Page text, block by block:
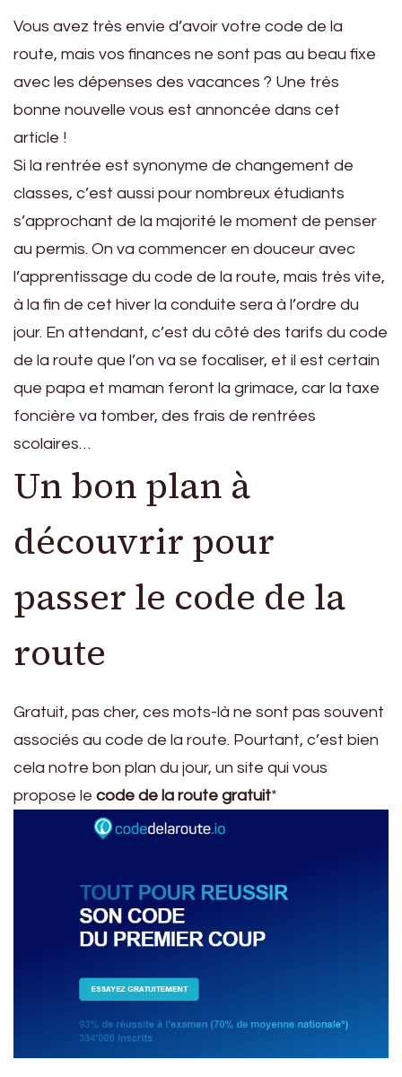
Vous avez très envie d’avoir votre code de la
route, mais vos finances ne sont pas au beau fixe
avec les dépenses des vacances ? Une très
bonne nouvelle vous est annoncée dans cet
article !
Si la rentrée est synonyme de changement de
classes, c’est aussi pour nombreux étudiants
s’approchant de la majorité le moment de penser
au permis. On va commencer en douceur avec
l’apprentissage du code de la route, mais très vite,
à la fin de cet hiver la conduite sera à l’ordre du
jour. En attendant, c’est du côté des tarifs du code
de la route que l’on va se focaliser, et il est certain
que papa et maman feront la grimace, car la taxe
foncière va tomber, des frais de rentrées
scolaires…
Un bon plan à
découvrir pour
passer le code de la
route
Gratuit, pas cher, ces mots-là ne sont pas souvent
associés au code de la route. Pourtant, c’est bien
cela notre bon plan du jour, un site qui vous
propose le code de la route gratuit*